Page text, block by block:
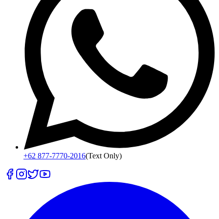
+62 877-7770-2016(Text Only)